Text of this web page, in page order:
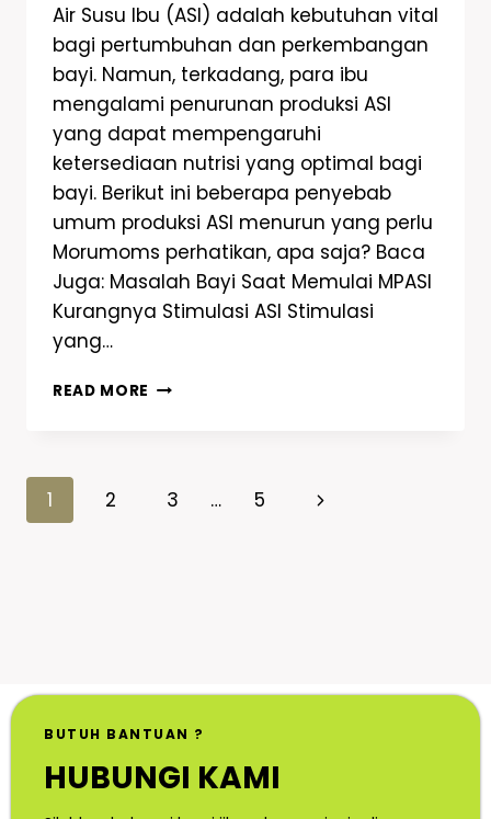
Air Susu Ibu (ASI) adalah kebutuhan vital
bagi pertumbuhan dan perkembangan
bayi. Namun, terkadang, para ibu
mengalami penurunan produksi ASI
yang dapat mempengaruhi
ketersediaan nutrisi yang optimal bagi
bayi. Berikut ini beberapa penyebab
umum produksi ASI menurun yang perlu
Morumoms perhatikan, apa saja? Baca
Juga: Masalah Bayi Saat Memulai MPASI
Kurangnya Stimulasi ASI Stimulasi
yang…
READ MORE
1 2 3 … 5
BUTUH BANTUAN ?
HUBUNGI KAMI